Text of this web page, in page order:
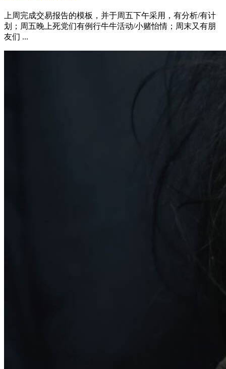
上周完成交易报告的模板，并于周五下午采用，有分析/有计
划；周五晚上死党们有例行牛牛活动/小赌怡情；周末又有朋
友们 ...